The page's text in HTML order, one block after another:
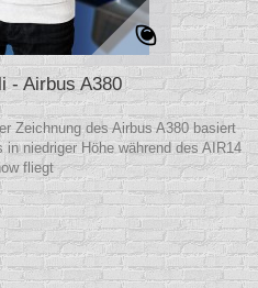
- Airbus A380
Zeichnung des Airbus A380 basiert
niedriger Höhe während des AIR14
fliegt